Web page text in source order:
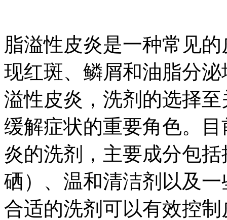
脂溢性皮炎是一种常见
现红斑、鳞屑和油脂分
溢性皮炎，洗剂的选择
缓解症状的重要角色。
炎的洗剂，主要成分包
硒）、温和清洁剂以及
合适的洗剂可以有效控